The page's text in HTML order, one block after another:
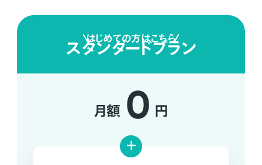
はじめての方はこちら
スタンダードプラン
月額 0 円
+